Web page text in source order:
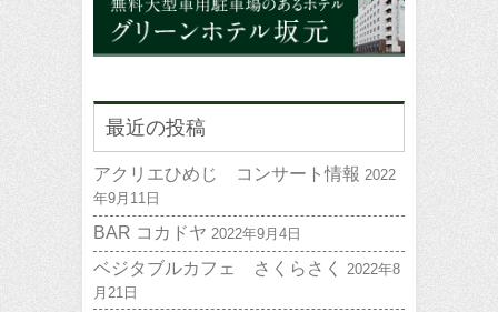
最近の投稿
アクリエひめじ コンサート情報 2022
年9月11日
BAR コカドヤ 2022年9月4日
ベジタブルカフェ さくらさく
2022年8
月21日